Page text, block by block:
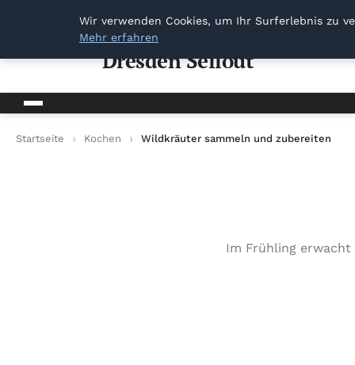
Dresden Sellout
Dresden Sellout
Startseite Kochen Wildkräuter sammeln und zubereiten
Im Frühling
Wir verwenden Cookies, um Ihr Surferlebnis zu
Mehr erfahren